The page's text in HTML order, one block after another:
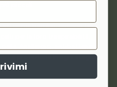
piccoli.
come bambù, cotone, lana,
per la loro traspirabilità,
Anallergici, antibatterici e
e protezione in ogni stagione.